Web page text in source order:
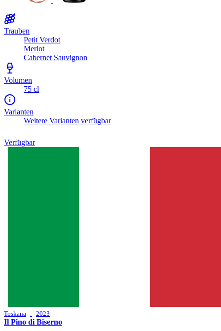
Trauben
Petit Verdot
Merlot
Cabernet Sauvignon
Volumen
75 cl
Varianten
Weitere Varianten verfügbar
Verfügbar
Toskana 2023
Il Pino di Biserno